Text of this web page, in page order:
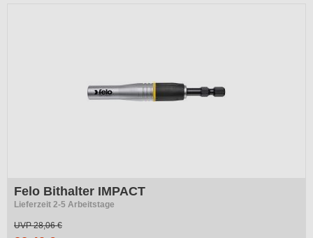
Felo Bithalter IMPACT
Lieferzeit 2-5 Arbeitstage
UVP28,06 €